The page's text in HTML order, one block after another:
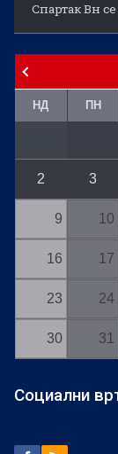
Спартак Вн
НД ПН
2 3
9 10
16 17
23 24
30 31
Социални